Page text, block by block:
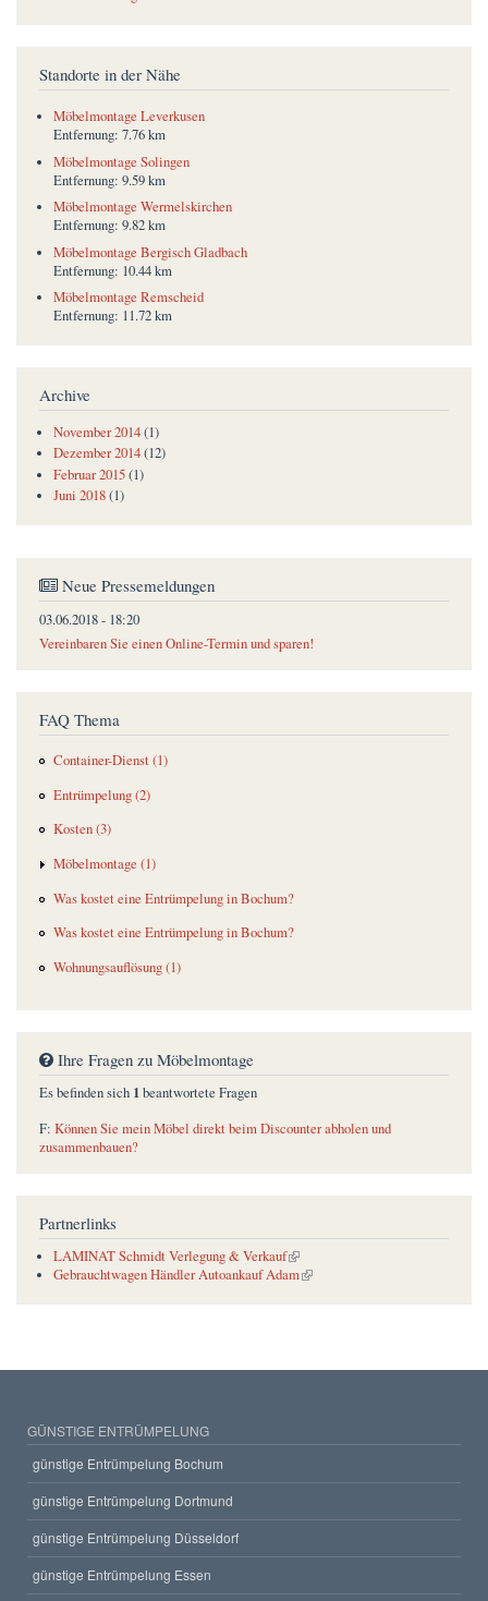
Standorte in der Nähe
Möbelmontage Leverkusen
Entfernung: 7.76 km
Möbelmontage Solingen
Entfernung: 9.59 km
Möbelmontage Wermelskirchen
Entfernung: 9.82 km
Möbelmontage Bergisch Gladbach
Entfernung: 10.44 km
Möbelmontage Remscheid
Entfernung: 11.72 km
Archive
November 2014(1)
Dezember 2014(12)
Februar 2015(1)
Juni 2018(1)
Neue Pressemeldungen
03.06.2018 - 18:20
Vereinbaren Sie einen Online-Termin und sparen!
FAQ Thema
Container-Dienst (1)
Entrümpelung (2)
Kosten (3)
Möbelmontage (1)
Was kostet eine Entrümpelung in Bochum?
Was kostet eine Entrümpelung in Bochum?
Wohnungsauflösung (1)
Ihre Fragen zu Möbelmontage
Es befinden sich 1beantwortete Fragen
F: Können Sie mein Möbel direkt beim Discounter abholen und
zusammenbauen?
Partnerlinks
LAMINAT Schmidt Verlegung & Verkauf
(link is external)
Gebrauchtwagen Händler Autoankauf Adam
(link is external)
GÜNSTIGE ENTRÜMPELUNG
günstige Entrümpelung Bochum
günstige Entrümpelung Dortmund
günstige Entrümpelung Düsseldorf
günstige Entrümpelung Essen